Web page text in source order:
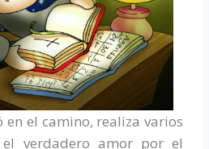
el camino, realiza varios
verdadero amor por el